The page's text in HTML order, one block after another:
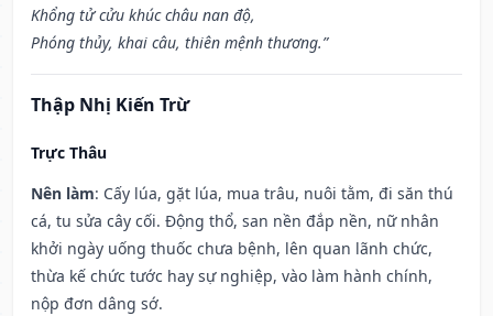
Khổng tử cửu khúc châu nan độ,
Phóng thủy, khai câu, thiên mệnh thương.”
Thập Nhị Kiến Trừ
Trực Thâu
Nên làm: Cấy lúa, gặt lúa, mua trâu, nuôi tằm, đi săn thú
cá, tu sửa cây cối. Động thổ, san nền đắp nền, nữ nhân
khởi ngày uống thuốc chưa bệnh, lên quan lãnh chức,
thừa kế chức tước hay sự nghiệp, vào làm hành chính,
nộp đơn dâng sớ.